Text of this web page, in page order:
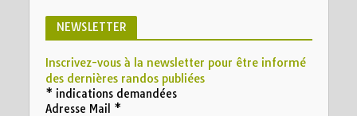
NEWSLETTER
Inscrivez-vous à la newsletter pour être informé
des dernières randos publiées
* indications demandées
Adresse Mail *